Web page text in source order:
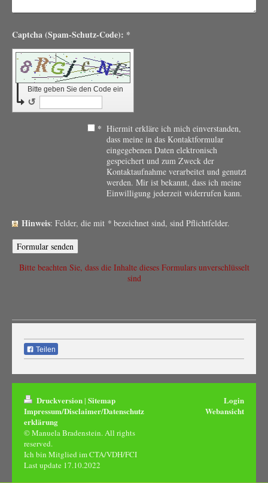
Captcha (Spam-Schutz-Code): *
Bitte geben Sie den Code ein
↺
* Hiermit erkläre ich mich einverstanden,
dass meine in das Kontaktformular
eingegebenen Daten elektronisch
gespeichert und zum Zweck der
Kontaktaufnahme verarbeitet und genutzt
werden. Mir ist bekannt, dass ich meine
Einwilligung jederzeit widerrufen kann.
Hinweis : Felder, die mit * bezeichnet sind, sind Pflichtfelder.
Bitte beachten Sie, dass die Inhalte dieses Formulars unverschlüsselt
sind
Teilen
Druckversion| Sitemap
Impressum/Disclaimer/Datenschutz
erklärung
© Manuela Bradenstein. All rights
reserved.
Ich bin Mitglied im CTA/VDH/FCI
Last update 17.10.2022
Login
Webansicht